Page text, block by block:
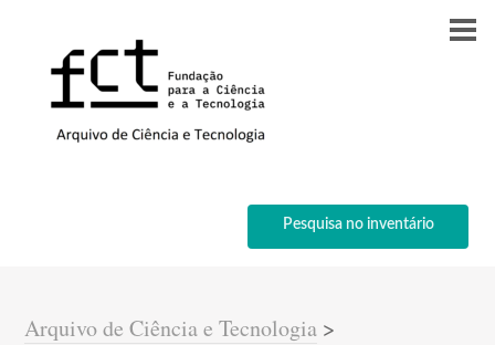
Pesquisa no inventário
Arquivo de Ciência e Tecnologia >